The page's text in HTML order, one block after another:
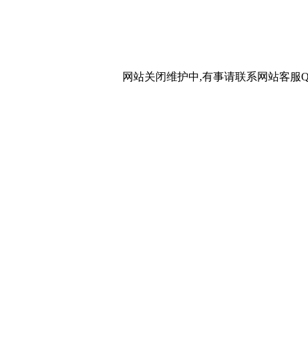
网站关闭维护中,有事请联系网站客服